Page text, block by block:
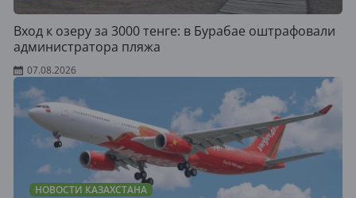
Вход к озеру за 3000 тенге: в Бурабае оштрафовали
администратора пляжа
07.08.2026
НОВОСТИ КАЗАХСТАНА